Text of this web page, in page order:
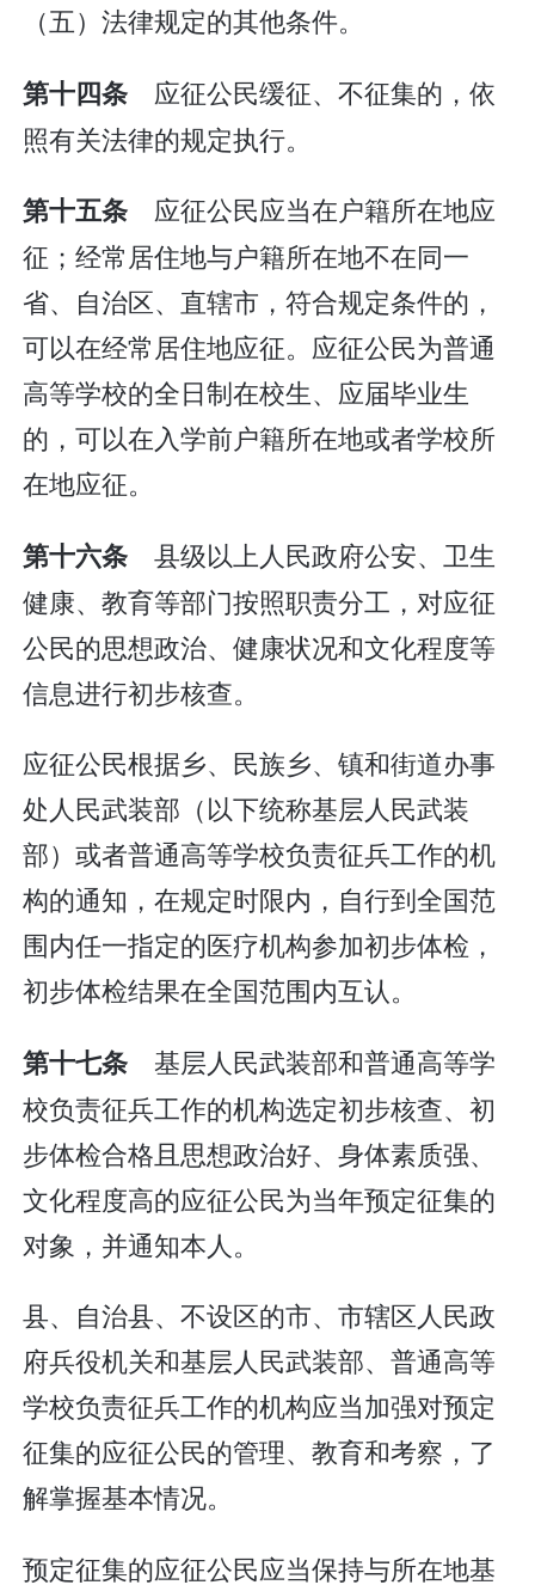
（五）法律规定的其他条件。
第十四条 应征公民缓征、不征集的，依
照有关法律的规定执行。
第十五条 应征公民应当在户籍所在地应
征；经常居住地与户籍所在地不在同一
省、自治区、直辖市，符合规定条件的，
可以在经常居住地应征。应征公民为普通
高等学校的全日制在校生、应届毕业生
的，可以在入学前户籍所在地或者学校所
在地应征。
第十六条 县级以上人民政府公安、卫生
健康、教育等部门按照职责分工，对应征
公民的思想政治、健康状况和文化程度等
信息进行初步核查。
应征公民根据乡、民族乡、镇和街道办事
处人民武装部（以下统称基层人民武装
部）或者普通高等学校负责征兵工作的机
构的通知，在规定时限内，自行到全国范
围内任一指定的医疗机构参加初步体检，
初步体检结果在全国范围内互认。
第十七条 基层人民武装部和普通高等学
校负责征兵工作的机构选定初步核查、初
步体检合格且思想政治好、身体素质强、
文化程度高的应征公民为当年预定征集的
对象，并通知本人。
县、自治县、不设区的市、市辖区人民政
府兵役机关和基层人民武装部、普通高等
学校负责征兵工作的机构应当加强对预定
征集的应征公民的管理、教育和考察，了
解掌握基本情况。
预定征集的应征公民应当保持与所在地基